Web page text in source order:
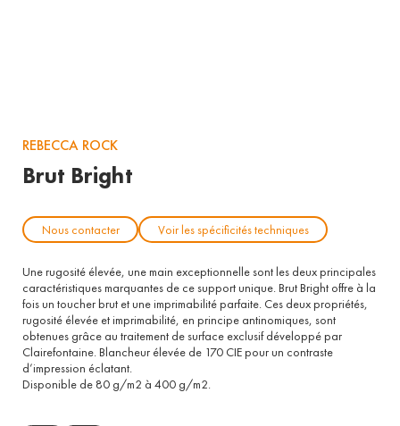
REBECCA ROCK
Brut Bright
Nous contacter Voir les spécificités techniques
Une rugosité élevée, une main exceptionnelle sont les deux principales
caractéristiques marquantes de ce support unique. Brut Bright offre à la
fois un toucher brut et une imprimabilité parfaite. Ces deux propriétés,
rugosité élevée et imprimabilité, en principe antinomiques, sont
obtenues grâce au traitement de surface exclusif développé par
Clairefontaine. Blancheur élevée de 170 CIE pour un contraste
d’impression éclatant.
Disponible de 80 g/m2 à 400 g/m2.